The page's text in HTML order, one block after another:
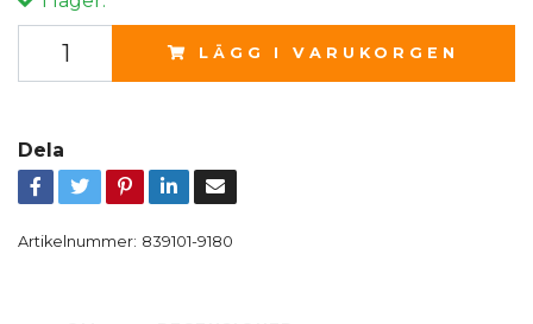
LÄGG I VARUKORGEN
Dela
Artikelnummer: 839101-9180